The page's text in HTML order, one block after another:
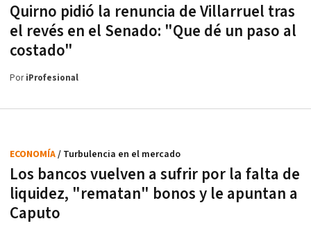
Quirno pidió la renuncia de Villarruel tras
el revés en el Senado: "Que dé un paso al
costado"
PoriProfesional
Los bancos vuelven a sufrir por la falta de
liquidez, "rematan" bonos y le apuntan a
Caputo
ECONOMÍA/ Turbulencia en el mercado